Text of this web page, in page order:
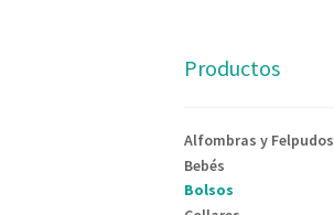
Productos
Alfombras y Felpudos
Bebés
Bolsos